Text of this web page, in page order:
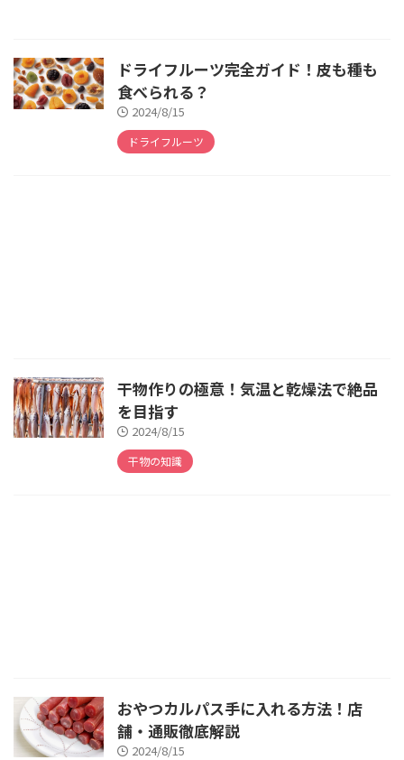
ドライフルーツ完全ガイド！皮も種も
食べられる？
2024/8/15
ドライフルーツ
干物作りの極意！気温と乾燥法で絶品
を目指す
2024/8/15
干物の知識
おやつカルパス手に入れる方法！店
舗・通販徹底解説
2024/8/15